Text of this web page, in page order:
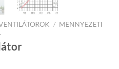
/ MENNYEZETI